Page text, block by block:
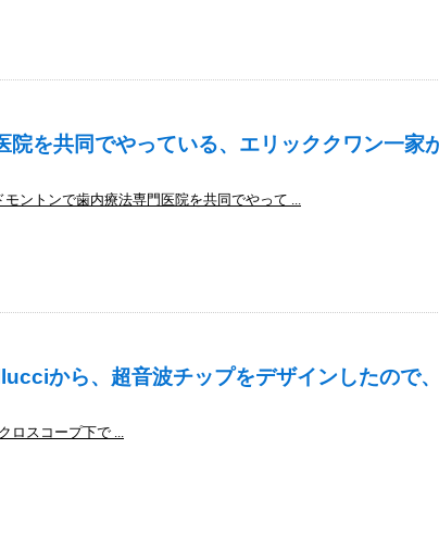
院を共同でやっている、エリッククワン一家
ントンで歯内療法専門医院を共同でやって ...
から、超音波チップをデザインしたので
ロスコープ下で ...